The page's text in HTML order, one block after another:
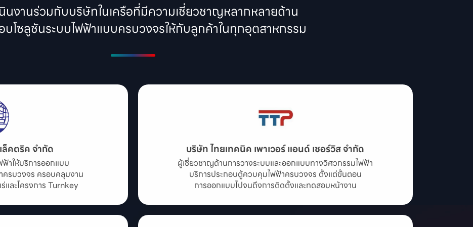
นินงานร่วมกับบริษัทในเครือที่มีความเชี่ยวชาญหลากหลายด้าน
บโซลูชันระบบไฟฟ้าแบบครบวงจรให้กับลูกค้าในทุกอุตสาหกรรม
ล็คตริค จำกัด
าให้บริการออกแบบ
รบวงจร ครอบคลุมงาน
ละโครงการ Turnkey
บริษัท ไทยเทคนิค เพาเวอร์ แอนด์ เซอร์วิส จำกัด
ผู้เชี่ยวชาญด้านการวางระบบและออกแบบทางวิศวกรรมไฟฟ้า
บริการประกอบตู้ควบคุมไฟฟ้าครบวงจร ตั้งแต่ขั้นตอน
การออกแบบไปจนถึงการติดตั้งและทดสอบหน้างาน